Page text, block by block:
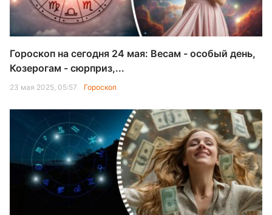
Гороскоп на сегодня 24 мая: Весам - особый день,
Козерогам - сюрприз,...
23 мая 2025, 05:57 Гороскоп